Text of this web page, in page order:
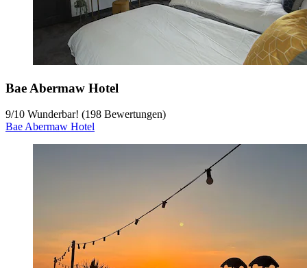
Bae Abermaw Hotel
9/10 Wunderbar! (198 Bewertungen)
Bae Abermaw Hotel